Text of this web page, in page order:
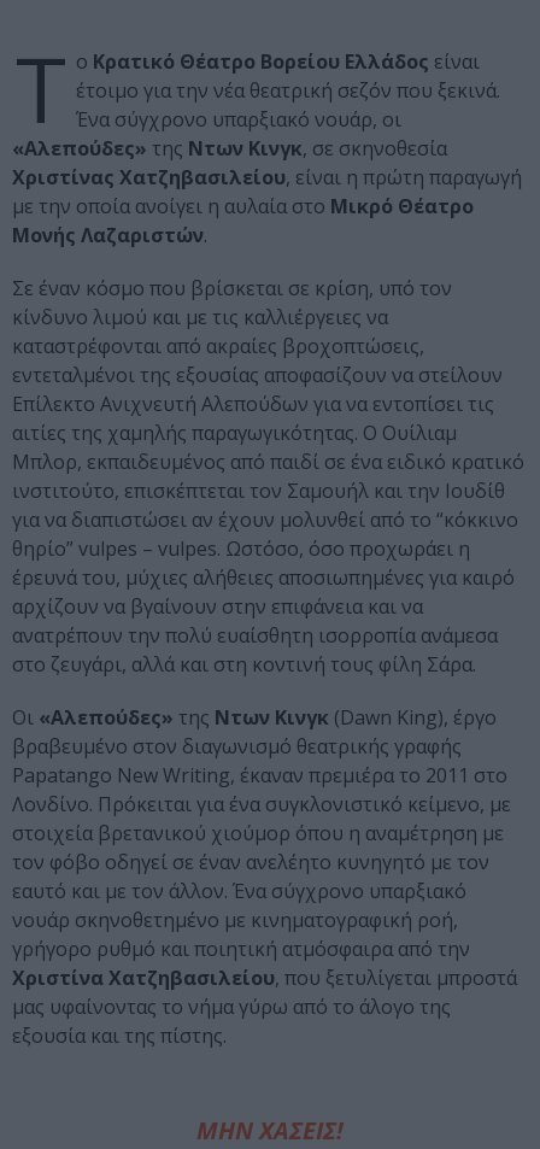
T ο Κρατικό Θέατρο Βορείου Ελλάδος είναι
έτοιμο για την νέα θεατρική σεζόν που ξεκινά.
Ένα σύγχρονο υπαρξιακό νουάρ, οι
«Αλεπούδες» της Ντων Κινγκ, σε σκηνοθεσία
Χριστίνας Χατζηβασιλείου, είναι η πρώτη παραγωγή
με την οποία ανοίγει η αυλαία στο Μικρό Θέατρο
Μονής Λαζαριστών.
Σε έναν κόσμο που βρίσκεται σε κρίση, υπό τον
κίνδυνο λιμού και με τις καλλιέργειες να
καταστρέφονται από ακραίες βροχοπτώσεις,
εντεταλμένοι της εξουσίας αποφασίζουν να στείλουν
Επίλεκτο Ανιχνευτή Αλεπούδων για να εντοπίσει τις
αιτίες της χαμηλής παραγωγικότητας. Ο Ουίλιαμ
Μπλορ, εκπαιδευμένος από παιδί σε ένα ειδικό κρατικό
ινστιτούτο, επισκέπτεται τον Σαμουήλ και την Ιουδίθ
για να διαπιστώσει αν έχουν μολυνθεί από το “κόκκινο
θηρίο” vulpes – vulpes. Ωστόσο, όσο προχωράει η
έρευνά του, μύχιες αλήθειες αποσιωπημένες για καιρό
αρχίζουν να βγαίνουν στην επιφάνεια και να
ανατρέπουν την πολύ ευαίσθητη ισορροπία ανάμεσα
στο ζευγάρι, αλλά και στη κοντινή τους φίλη Σάρα.
Οι «Αλεπούδες» της Ντων Κινγκ (Dawn King), έργο
βραβευμένο στον διαγωνισμό θεατρικής γραφής
Papatango New Writing, έκαναν πρεμιέρα το 2011 στο
Λονδίνο. Πρόκειται για ένα συγκλονιστικό κείμενο, με
στοιχεία βρετανικού χιούμορ όπου η αναμέτρηση με
τον φόβο οδηγεί σε έναν ανελέητο κυνηγητό με τον
εαυτό και με τον άλλον. Ένα σύγχρονο υπαρξιακό
νουάρ σκηνοθετημένο με κινηματογραφική ροή,
γρήγορο ρυθμό και ποιητική ατμόσφαιρα από την
Χριστίνα Χατζηβασιλείου, που ξετυλίγεται μπροστά
μας υφαίνοντας το νήμα γύρω από το άλογο της
εξουσία και της πίστης.
ΜΗΝ ΧΑΣΕΙΣ!